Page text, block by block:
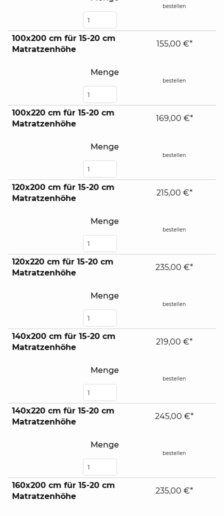
bestellen
100x200 cm für 15-20 cm
Matratzenhöhe
Menge
155,00 €*
bestellen
100x220 cm für 15-20 cm
Matratzenhöhe
Menge
169,00 €*
bestellen
120x200 cm für 15-20 cm
Matratzenhöhe
Menge
215,00 €*
bestellen
120x220 cm für 15-20 cm
Matratzenhöhe
Menge
235,00 €*
bestellen
140x200 cm für 15-20 cm
Matratzenhöhe
Menge
219,00 €*
bestellen
140x220 cm für 15-20 cm
Matratzenhöhe
Menge
245,00 €*
bestellen
160x200 cm für 15-20 cm
Matratzenhöhe
235,00 €*